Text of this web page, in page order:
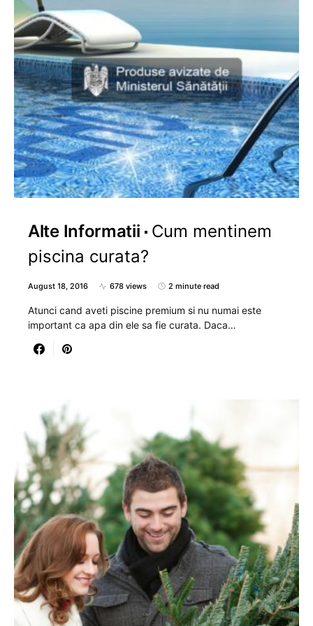
Alte Informatii
Cum mentinem
piscina curata?
August 18, 2016 678 views 2 minute read
Atunci cand aveti piscine premium si nu numai este
important ca apa din ele sa fie curata. Daca…